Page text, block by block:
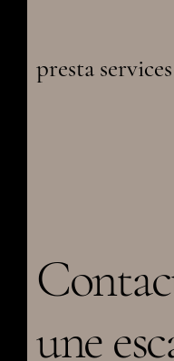
presta
une